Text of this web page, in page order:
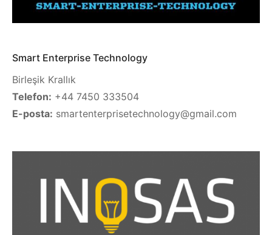
Smart Enterprise Technology
Birleşik Krallık
Telefon: +44 7450 333504
E-posta: smartenterprisetechnology@gmail.com